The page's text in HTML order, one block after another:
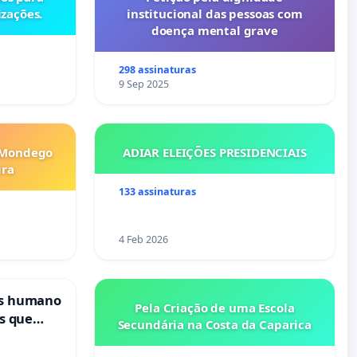
institucional das pessoas com
doença mental grave
298 assinaturas
9 Sep 2025
ADIAR ELEIÇÕES PRESIDENCIAIS
133 assinaturas
4 Feb 2026
humano
que
Pela Criação de uma Escola
Secundária na Costa da Caparica